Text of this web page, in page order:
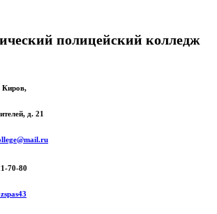
полицейский колледж
Киров,
д. 21
70-80